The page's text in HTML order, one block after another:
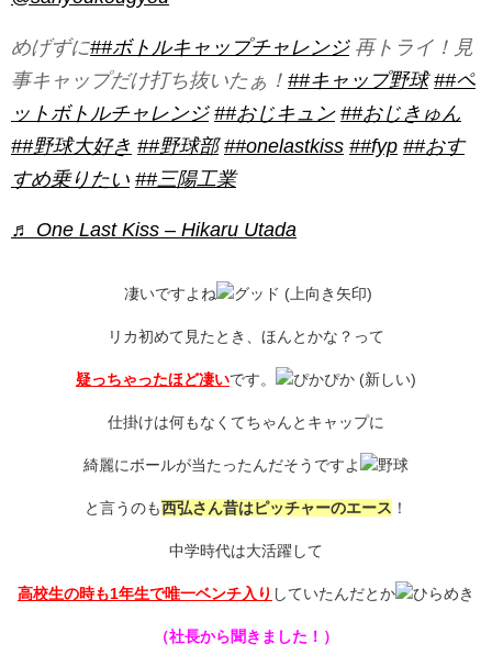
めげずに##ボトルキャップチャレンジ再トライ！見
事キャップだけ打ち抜いたぁ！ ##キャップ野球 ##ペ
ットボトルチャレンジ ##おじキュン ##おじきゅん
##野球大好き ##野球部 ##onelastkiss ##fyp ##おす
すめ乗りたい ##三陽工業
♬ One Last Kiss – Hikaru Utada
凄いですよね
リカ初めて見たとき、ほんとかな？って
疑っちゃったほど凄いです。
仕掛けは何もなくてちゃんとキャップに
綺麗にボールが当たったんだそうですよ
と言うのも西弘さん昔はピッチャーのエース ！
中学時代は大活躍して
高校生の時も1年生で唯一ベンチ入り していたんだとか
（社長から聞きました！）